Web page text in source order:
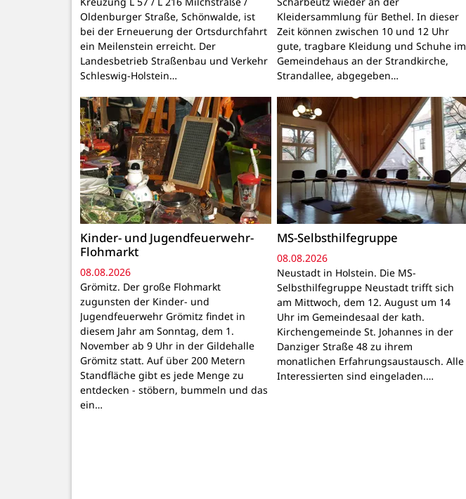
Oldenburger Straße, Schönwalde, ist
bei der Erneuerung der Ortsdurchfahrt
ein Meilenstein erreicht. Der
Landesbetrieb Straßenbau und Verkehr
Schleswig-Holstein…
Kleidersammlung für Bethel. In dieser
Zeit können zwischen 10 und 12 Uhr
gute, tragbare Kleidung und Schuhe im
Gemeindehaus an der Strandkirche,
Strandallee, abgegeben…
Kinder- und Jugendfeuerwehr-
Flohmarkt
08.08.2026
Grömitz. Der große Flohmarkt
zugunsten der Kinder- und
Jugendfeuerwehr Grömitz findet in
diesem Jahr am Sonntag, dem 1.
November ab 9 Uhr in der Gildehalle
Grömitz statt. Auf über 200 Metern
Standfläche gibt es jede Menge zu
entdecken - stöbern, bummeln und das
ein…
MS-Selbsthilfegruppe
08.08.2026
Neustadt in Holstein. Die MS-
Selbsthilfegruppe Neustadt trifft sich
am Mittwoch, dem 12. August um 14
Uhr im Gemeindesaal der kath.
Kirchengemeinde St. Johannes in der
Danziger Straße 48 zu ihrem
monatlichen Erfahrungsaustausch. Alle
Interessierten sind eingeladen.…